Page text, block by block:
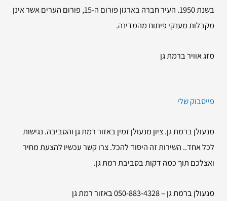
בשנת 1950. העיר חברה בארגון פורום ה-15, פורום הערים אשר אינן
מקבלות מענקי פיתוח מהמדינה.
מזג אוויר ברמת גן
פייסבוק שלי
מנעולן ברמת גן. ציון מנעולן זמין באזור רמת גן והסביבה. נגישות
לכל אחד.. השירות זה היסוד להכל. צרו קשר עכשיו להצעת מחיר
ואצלכם תוך כמה דקות בסביבת רמת גן.
מנעולן ברמת גן – 050-883-4328 באזור רמת גן